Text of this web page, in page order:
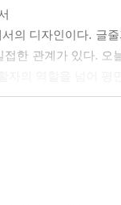
의 디자인이다. 글
한 관계가 있다.
사이를 바르게 띄
는 이유는 우리에